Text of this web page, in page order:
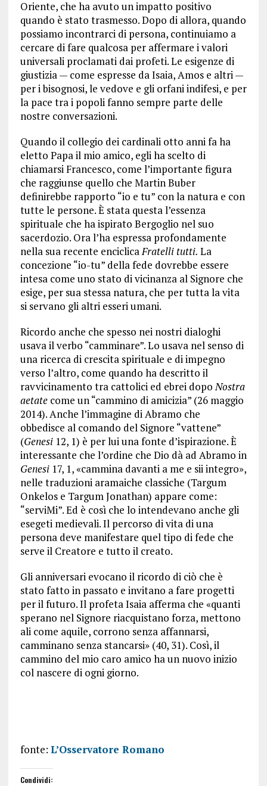
Oriente, che ha avuto un impatto positivo
quando è stato trasmesso. Dopo di allora, quando
possiamo incontrarci di persona, continuiamo a
cercare di fare qualcosa per affermare i valori
universali proclamati dai profeti. Le esigenze di
giustizia — come espresse da Isaia, Amos e altri —
per i bisognosi, le vedove e gli orfani indifesi, e per
la pace tra i popoli fanno sempre parte delle
nostre conversazioni.
Quando il collegio dei cardinali otto anni fa ha
eletto Papa il mio amico, egli ha scelto di
chiamarsi Francesco, come l’importante figura
che raggiunse quello che Martin Buber
definirebbe rapporto “io e tu” con la natura e con
tutte le persone. È stata questa l’essenza
spirituale che ha ispirato Bergoglio nel suo
sacerdozio. Ora l’ha espressa profondamente
nella sua recente enciclicaFratelli tutti. La
concezione “io-tu” della fede dovrebbe essere
intesa come uno stato di vicinanza al Signore che
esige, per sua stessa natura, che per tutta la vita
si servano gli altri esseri umani.
Ricordo anche che spesso nei nostri dialoghi
usava il verbo “camminare”. Lo usava nel senso di
una ricerca di crescita spirituale e di impegno
verso l’altro, come quando ha descritto il
ravvicinamento tra cattolici ed ebrei dopoNostra
aetate come un “cammino di amicizia” (26 maggio
2014). Anche l’immagine di Abramo che
obbedisce al comando del Signore “vattene”
(Genesi12, 1) è per lui una fonte d’ispirazione. È
interessante che l’ordine che Dio dà ad Abramo in
Genesi 17, 1, «cammina davanti a me e sii integro»,
nelle traduzioni aramaiche classiche (Targum
Onkelos e Targum Jonathan) appare come:
“serviMi”. Ed è così che lo intendevano anche gli
esegeti medievali. Il percorso di vita di una
persona deve manifestare quel tipo di fede che
serve il Creatore e tutto il creato.
Gli anniversari evocano il ricordo di ciò che è
stato fatto in passato e invitano a fare progetti
per il futuro. Il profeta Isaia afferma che «quanti
sperano nel Signore riacquistano forza, mettono
ali come aquile, corrono senza affannarsi,
camminano senza stancarsi» (40, 31). Così, il
cammino del mio caro amico ha un nuovo inizio
col nascere di ogni giorno.
fonte: L’Osservatore Romano
Condividi: